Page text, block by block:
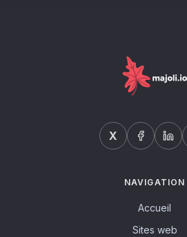
X
NAVIGATION
Accueil
Sites web